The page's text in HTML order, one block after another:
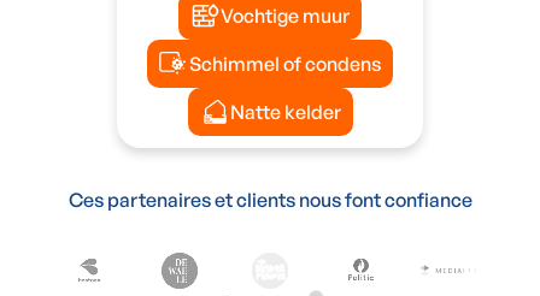
Vochtige muur
Schimmel of condens
Natte kelder
Ces partenaires et clients nous font confiance